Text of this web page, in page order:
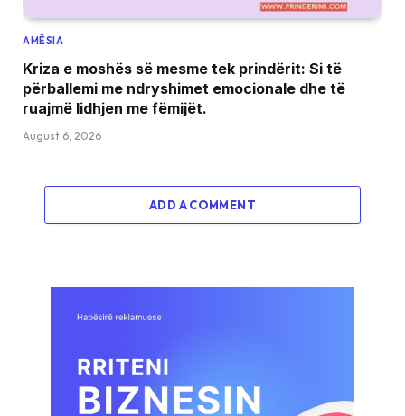
AMËSIA
Kriza e moshës së mesme tek prindërit: Si të
përballemi me ndryshimet emocionale dhe të
ruajmë lidhjen me fëmijët.
August 6, 2026
ADD A COMMENT